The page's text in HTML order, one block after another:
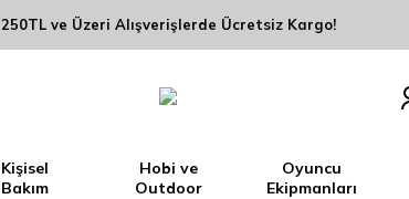
250TL ve Üzeri Alışverişlerde Ücretsiz Kargo!
Kişisel
Bakım
Hobi ve
Outdoor
Oyuncu
Ekipmanları